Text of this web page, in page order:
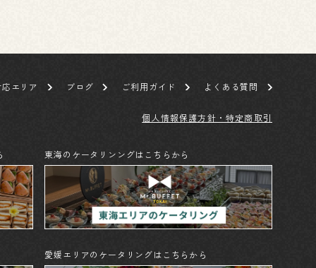
エリア ブログ ご利用ガイド よくある質問
個人情報保護方針・特定商取引
東海のケータリンングはこちらから
愛媛エリアのケータリングはこちらから